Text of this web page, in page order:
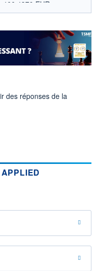
466,4370 EUR
des réponses de la